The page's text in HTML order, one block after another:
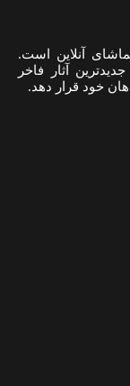
آنلاین است.
آثار فاخر
خود قرار دهد.